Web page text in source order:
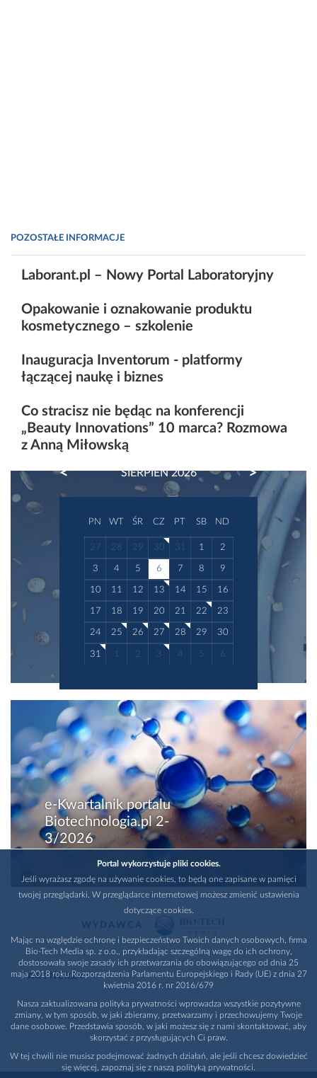
POZOSTAŁE INFORMACJE
Laborant.pl – Nowy Portal Laboratoryjny
Opakowanie i oznakowanie produktu
kosmetycznego – szkolenie
Inauguracja Inventorum - platformy
łączącej naukę i biznes
Co stracisz nie będąc na konferencji
„Beauty Innovations” 10 marca? Rozmowa
z Anną Miłowską
SIERPIEŃ 2026
PREVIOUS NEXT
PN WT ŚR CZ PT SB ND
27 28 29 30 31 1 2
3 4 5 6 7 8 9
10 11 12 13 14 15 16
17 18 19 20 21 22 23
24 25 26 27 28 29 30
31 1 2 3 4 5 6
e-Kwartalnik portalu
Biotechnologia.pl 2-
3/2026
PARTNERZY
Portal wykorzystuje pliki cookies.
Jeśli wyrażasz zgodę na używanie cookies, to będą one zapisane w pamięci
twojej przeglądarki. W przeglądarce internetowej możesz zmienić ustawienia
dotyczące cookies.
Mając na względzie ochronę i bezpieczeństwo Twoich danych osobowych, firma
Bio-Tech Media sp. z o.o., przykładając szczególną wagę do ich ochrony,
dostosowała swoje zasady ich przetwarzania do obowiązującego od dnia 25
maja 2018 roku Rozporządzenia Parlamentu Europejskiego i Rady (UE) z dnia 27
kwietnia 2016 r. nr 2016/679
Nasza zaktualizowana polityka prywatności wprowadza wszystkie pozytywne
zmiany, w tym sposób, w jaki zbieramy, przetwarzamy i przechowujemy Twoje
dane osobowe. Przedstawia sposób, w jaki możesz się z nami skontaktować, aby
skorzystać z przysługujących Ci praw.
W tej chwili nie musisz podejmować żadnych działań, ale jeśli chcesz dowiedzieć
się więcej, zapoznaj się z naszą polityką prywatności.